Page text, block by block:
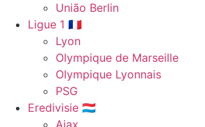
União Berlin
Ligue 1 🇫🇷
Lyon
Olympique de Marseille
Olympique Lyonnais
PSG
Eredivisie 🇱🇺
Ajax